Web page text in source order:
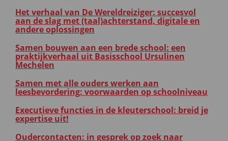
Het verhaal van De Wereldreiziger: succesvol
aan de slag met (taal)achterstand, digitale en
andere oplossingen
Samen bouwen aan een brede school: een
praktijkverhaal uit Basisschool Ursulinen
Mechelen
Samen met alle ouders werken aan
leesbevordering: voorwaarden op schoolniveau
Executieve functies in de kleuterschool: breid je
expertise uit!
Oudercontacten: in gesprek op zoek naar